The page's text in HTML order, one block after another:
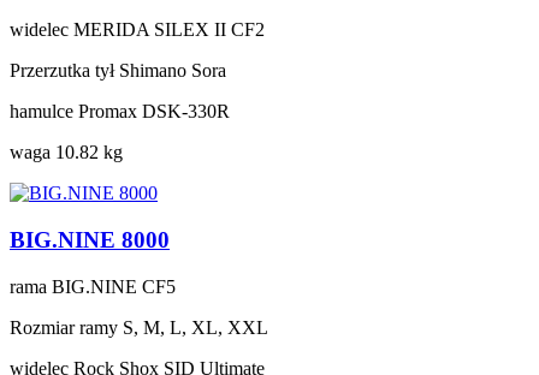
widelec MERIDA SILEX II CF2
Przerzutka tył Shimano Sora
hamulce Promax DSK-330R
waga 10.82 kg
BIG.NINE 8000
rama BIG.NINE CF5
Rozmiar ramy S, M, L, XL, XXL
widelec Rock Shox SID Ultimate